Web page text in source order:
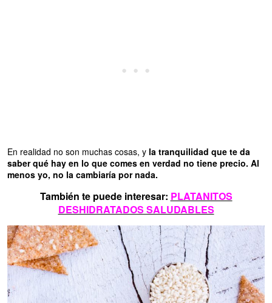
En realidad no son muchas cosas, y la tranquilidad que te da
saber qué hay en lo que comes en verdad no tiene precio. Al
menos yo, no la cambiaría por nada.
También te puede interesar: PLATANITOS
DESHIDRATADOS SALUDABLES